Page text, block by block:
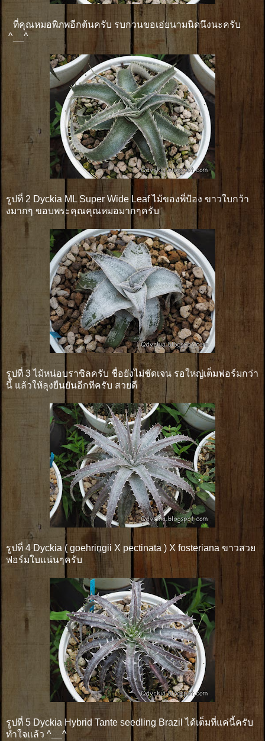
ที่คุณหมอพิภพอีกต้นครับ รบกวนขอเอ่ยนามนิดนึงนะครับ
^__^
รูปที่ 2 Dyckia ML Super Wide Leaf ไม้ของพี่ป้อง ขาวใบกว้า
งมากๆ ขอบพระคุณคุณหมอมากๆครับ
รูปที่ 3 ไม้หน่อบราซิลครับ ชื่อยังไม่ชัดเจน รอใหญ่เต็มฟอร์มกว่า
นี้ แล้วให้ลุงยืนยันอีกทีครับ สวยดี
รูปที่ 4 Dyckia ( goehringii X pectinata ) X fosteriana ขาวสวย
ฟอร์มใบแน่นๆครับ
รูปที่ 5 Dyckia Hybrid Tante seedling Brazil ได้เต็มที่แค่นี้ครับ
ทำใจแล้ว ^__^